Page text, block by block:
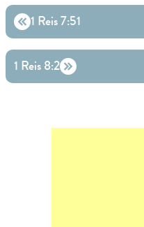
1 Reis 7:51
1 Reis 8:2